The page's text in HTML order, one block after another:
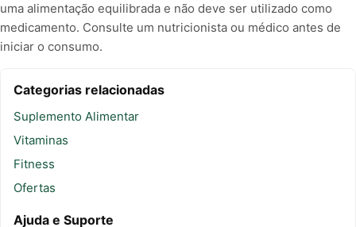
uma alimentação equilibrada e não deve ser utilizado como
medicamento. Consulte um nutricionista ou médico antes de
iniciar o consumo.
Categorias relacionadas
Suplemento Alimentar
Vitaminas
Fitness
Ofertas
Ajuda e Suporte